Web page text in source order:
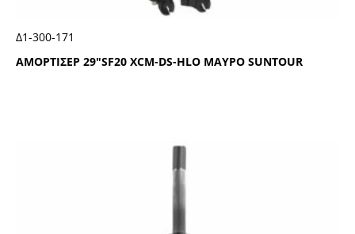
ΑΜΟΡΤΙΣΕΡ 29″SF20 ΧCΜ-DS-ΗLΟ ΜΑΥΡΟ SUΝΤΟUR
Δ1-300-171